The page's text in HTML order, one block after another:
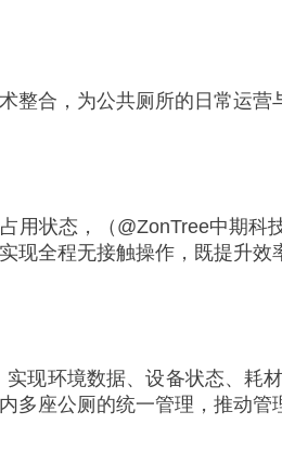
合，为公共厕所的日常运营
状态，（@ZonTree中期
全程无接触操作，既提升效
现环境数据、设备状态、耗
座公厕的统一管理，推动管